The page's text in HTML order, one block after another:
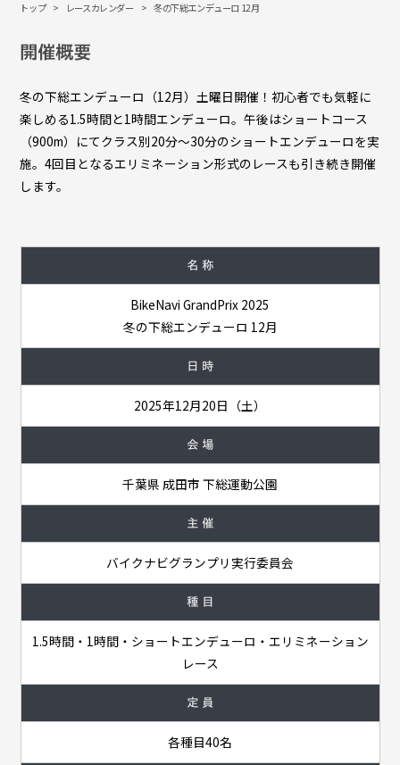
トップ レースカレンダー 冬の下総エンデューロ 12月
開催概要
冬の下総エンデューロ（12月）土曜日開催！初心者でも気軽に
楽しめる1.5時間と1時間エンデューロ。午後はショートコース
（900m）にてクラス別20分～30分のショートエンデューロを実
施。4回目となるエリミネーション形式のレースも引き続き開催
します。
名 称
BikeNavi GrandPrix 2025
冬の下総エンデューロ 12月
日 時
2025年12月20日（土）
会 場
千葉県 成田市 下総運動公園
主 催
バイクナビグランプリ実行委員会
種 目
1.5時間・1時間・ショートエンデューロ・エリミネーション
レース
定 員
各種目40名